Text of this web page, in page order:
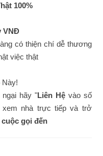
100%
VNĐ
có thiện chí dễ thương
việc thật
Này!
hãy "Liên Hệvào số
xem nhà trực tiếp và trở
gọi đến